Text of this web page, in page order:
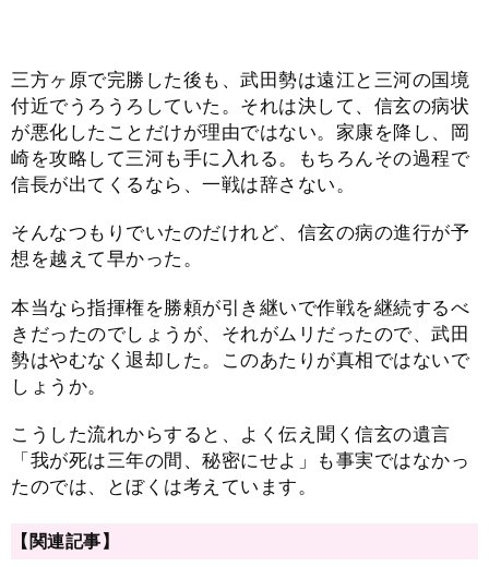
三方ヶ原で完勝した後も、武田勢は遠江と三河の国境
付近でうろうろしていた。それは決して、信玄の病状
が悪化したことだけが理由ではない。家康を降し、岡
崎を攻略して三河も手に入れる。もちろんその過程で
信長が出てくるなら、一戦は辞さない。
そんなつもりでいたのだけれど、信玄の病の進行が予
想を越えて早かった。
本当なら指揮権を勝頼が引き継いで作戦を継続するべ
きだったのでしょうが、それがムリだったので、武田
勢はやむなく退却した。このあたりが真相ではないで
しょうか。
こうした流れからすると、よく伝え聞く信玄の遺言
「我が死は三年の間、秘密にせよ」も事実ではなかっ
たのでは、とぼくは考えています。
【関連記事】